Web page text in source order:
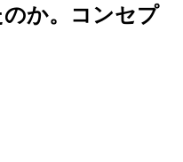
か。コンセプ